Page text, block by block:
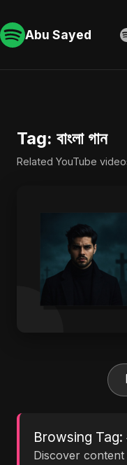
Abu Sayed
Tag: বাংলা গান
Related YouTube
Browsing Tag:
Discover